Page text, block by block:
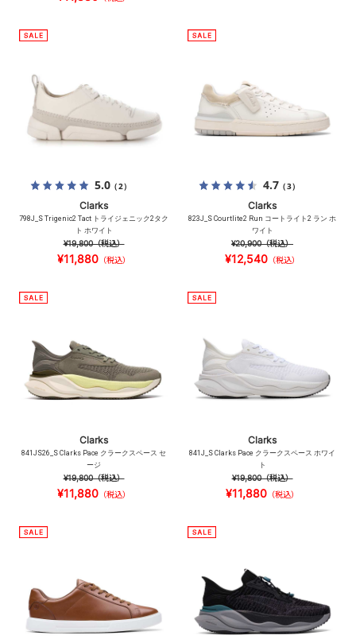
5.0（2）
Clarks
798J_S Trigenic2 Tact トライジェニック2タク
ト ホワイト
¥19,800（税込）
¥11,880 （税込）
4.7（3）
Clarks
823J_S Courtlite2 Run コートライト2 ラン ホ
ワイト
¥20,900（税込）
¥12,540 （税込）
Clarks
841JS26_S Clarks Pace クラークスペース セ
ージ
¥19,800（税込）
¥11,880 （税込）
Clarks
841J_S Clarks Pace クラークスペース ホワイ
ト
¥19,800（税込）
¥11,880 （税込）